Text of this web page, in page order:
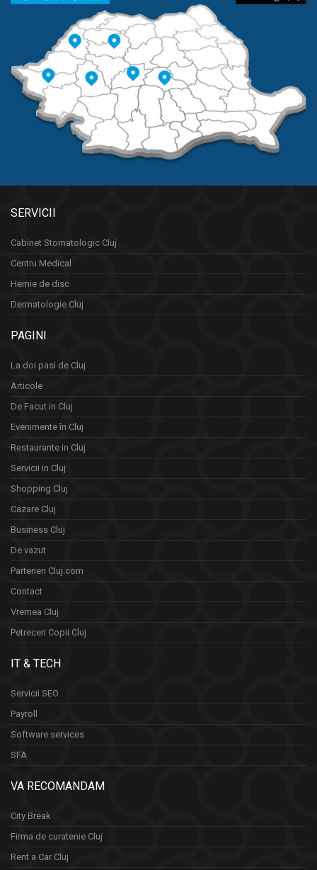
SERVICII
Cabinet Stomatologic Cluj
Centru Medical
Hernie de disc
Dermatologie Cluj
PAGINI
La doi pasi de Cluj
Articole
De Facut in Cluj
Evenimente în Cluj
Restaurante in Cluj
Servicii in Cluj
Shopping Cluj
Cazare Cluj
Business Cluj
De vazut
Parteneri Cluj.com
Contact
Vremea Cluj
Petreceri Copii Cluj
IT & TECH
Servicii SEO
Payroll
Software services
SFA
VA RECOMANDAM
City Break
Firma de curatenie Cluj
Rent a Car Cluj